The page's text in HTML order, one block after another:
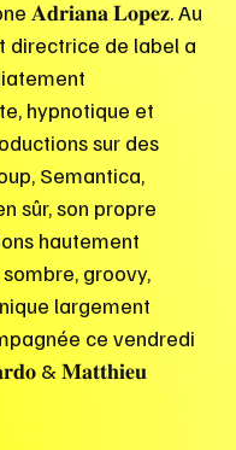
𝐀𝐝𝐫𝐢𝐚𝐧𝐚 𝐋𝐨𝐩𝐞𝐳. Au
directrice de label a
hypnotique et
sur des
Semantica,
sûr, son propre
hautement
groovy,
largement
ce vendredi
& 𝐌𝐚𝐭𝐭𝐡𝐢𝐞𝐮